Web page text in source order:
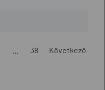
38 Következő